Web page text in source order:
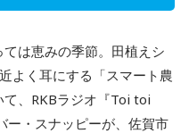
は恵みの季節。田植えシ
よく耳にする「スマート農
、RKBラジオ『Toi toi
ー・スナッピーが、佐賀市